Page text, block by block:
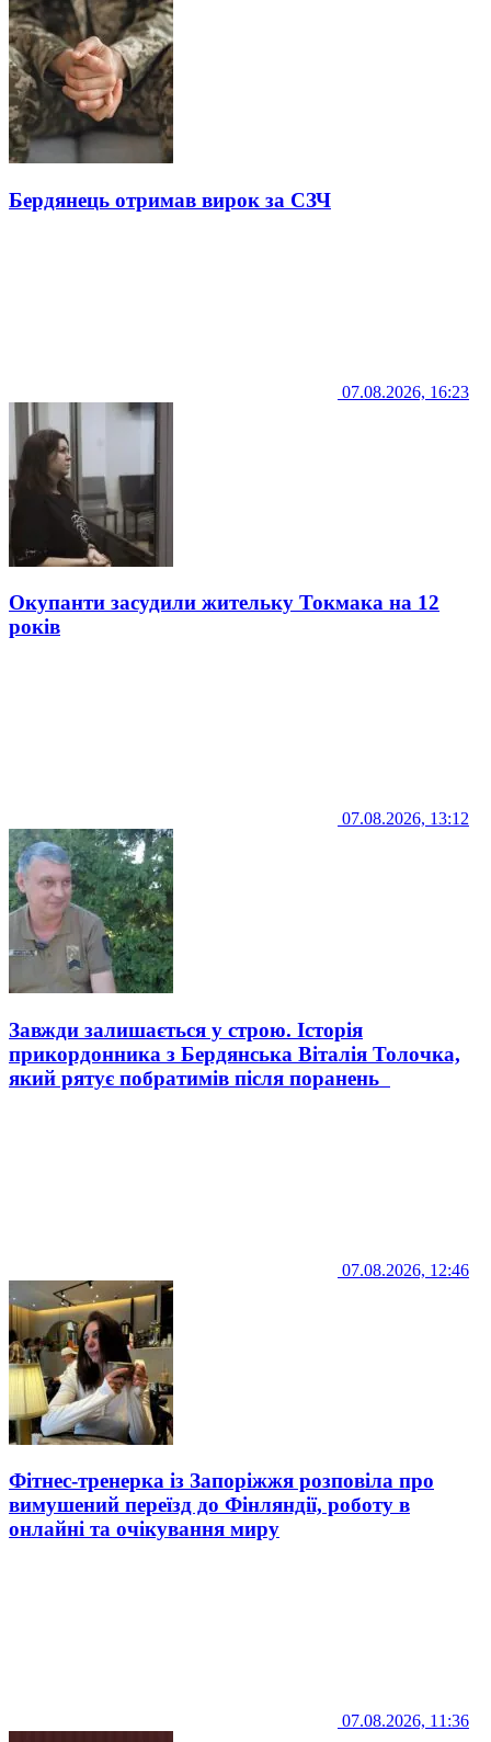
Бердянець отримав вирок за СЗЧ
07.08.2026, 16:23
Окупанти засудили жительку Токмака на 12
років
07.08.2026, 13:12
Завжди залишається у строю. Історія
прикордонника з Бердянська Віталія Толочка,
який рятує побратимів після поранень
07.08.2026, 12:46
Фітнес-тренерка із Запоріжжя розповіла про
вимушений переїзд до Фінляндії, роботу в
онлайні та очікування миру
07.08.2026, 11:36